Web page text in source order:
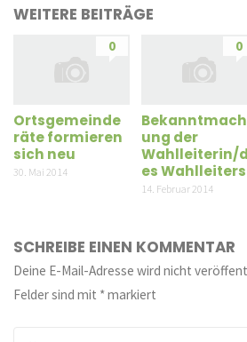
WEITERE BEITRÄGE
0
Ortsgemeinde
räte formieren
sich neu
30. Mai 2014
0
Bekanntmach
ung der
Wahlleiterin/d
es Wahlleiters
14. Februar 2014
SCHREIBE EINEN KOMMENTAR
Deine E-Mail-Adresse wird nicht
Felder sind mit *markiert